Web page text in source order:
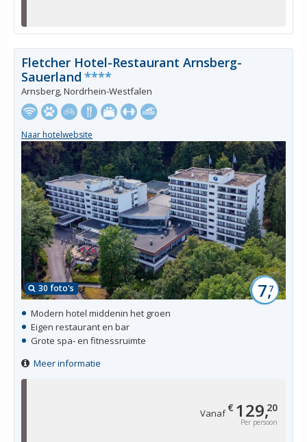
Vanaf€ 129,20
Per persoon
30 foto's 7,7
Fletcher Hotel-Restaurant Arnsberg-
Sauerland ****
Arnsberg, Nordrhein-Westfalen
Naar hotelwebsite
Modern hotel middenin het groen
Eigen restaurant en bar
Grote spa- en fitnessruimte
Meer informatie